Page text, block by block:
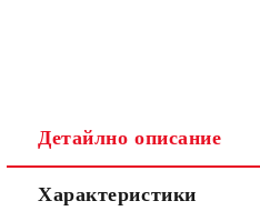
Детайлно описание
Характеристики